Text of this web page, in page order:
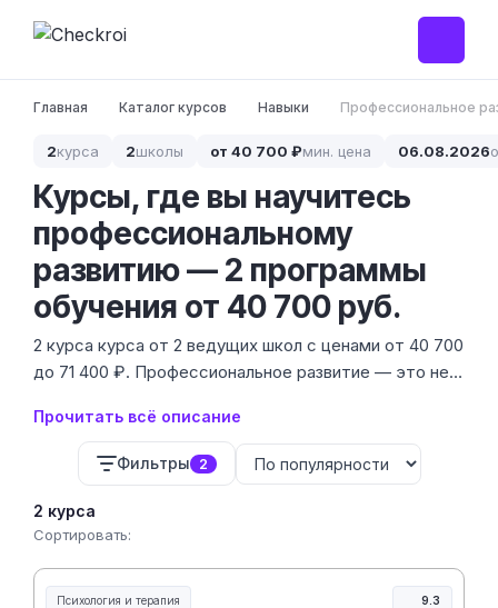
Главная Каталог курсов Навыки Профессиональное
2курса 2школы от 40 700 ₽мин. цена 06.08.2026
Курсы, где вы научитесь
профессиональному
развитию — 2 программы
обучения от 40 700 руб.
2 курса курса от 2 ведущих школ с ценами от 40 700
до 71 400 ₽. Профессиональное развитие — это не
изменениям рынка, управлять своим временем и
эффективно общаться с командой.
Прочитать всё описание
Фильтры 2
2 курса
Сортировать:
Психология и терапия 9.3